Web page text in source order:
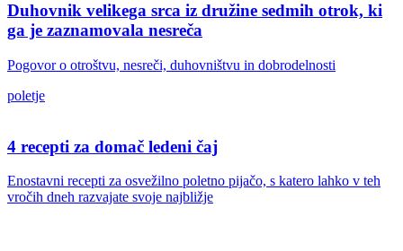
Duhovnik velikega srca iz družine sedmih otrok, ki
ga je zaznamovala nesreča
Pogovor o otroštvu, nesreči, duhovništvu in dobrodelnosti
poletje
4 recepti za domač ledeni čaj
Enostavni recepti za osvežilno poletno pijačo, s katero lahko v teh
vročih dneh razvajate svoje najbližje